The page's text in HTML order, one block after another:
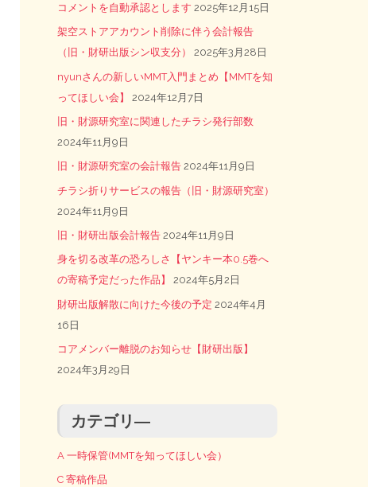
コメントを自動承認とします 2025年12月15日
架空ストアアカウント削除に伴う会計報告
（旧・財研出版シン収支分）
2025年3月28日
nyunさんの新しいMMT入門まとめ【MMTを知
ってほしい会】
2024年12月7日
旧・財源研究室に関連したチラシ発行部数
2024年11月9日
旧・財源研究室の会計報告 2024年11月9日
チラシ折りサービスの報告（旧・財源研究室）
2024年11月9日
旧・財研出版会計報告 2024年11月9日
身を切る改革の恐ろしさ【ヤンキー本0.5巻へ
の寄稿予定だった作品】
2024年5月2日
財研出版解散に向けた今後の予定 2024年4月
16日
コアメンバー離脱のお知らせ【財研出版】
2024年3月29日
カテゴリ―
A 一時保管(MMTを知ってほしい会）
C 寄稿作品